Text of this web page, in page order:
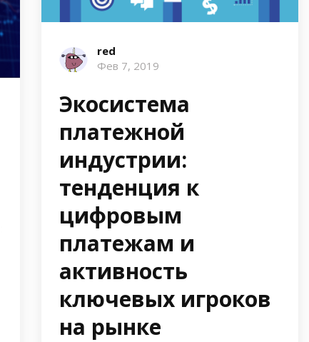
red
Фев 7, 2019
Экосистема
платежной
индустрии:
тенденция к
цифровым
платежам и
активность
ключевых игроков
на рынке